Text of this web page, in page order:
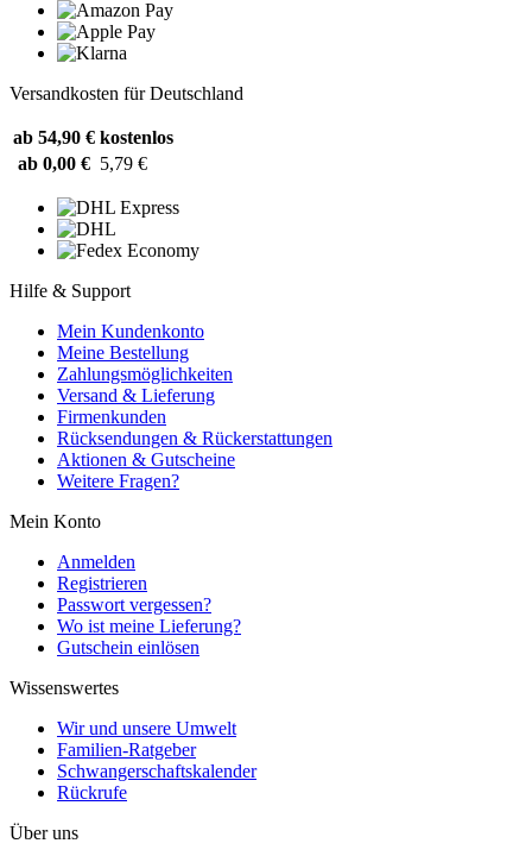
Versandkosten für Deutschland
ab 54,90 € kostenlos
ab 0,00 € 5,79 €
Hilfe & Support
Mein Kundenkonto
Meine Bestellung
Zahlungsmöglichkeiten
Versand & Lieferung
Firmenkunden
Rücksendungen & Rückerstattungen
Aktionen & Gutscheine
Weitere Fragen?
Mein Konto
Anmelden
Registrieren
Passwort vergessen?
Wo ist meine Lieferung?
Gutschein einlösen
Wissenswertes
Wir und unsere Umwelt
Familien-Ratgeber
Schwangerschaftskalender
Rückrufe
Über uns